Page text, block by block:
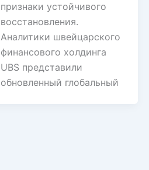
признаки устойчивого
восстановления.
Аналитики швейцарского
финансового холдинга
UBS представили
обновленный глобальный